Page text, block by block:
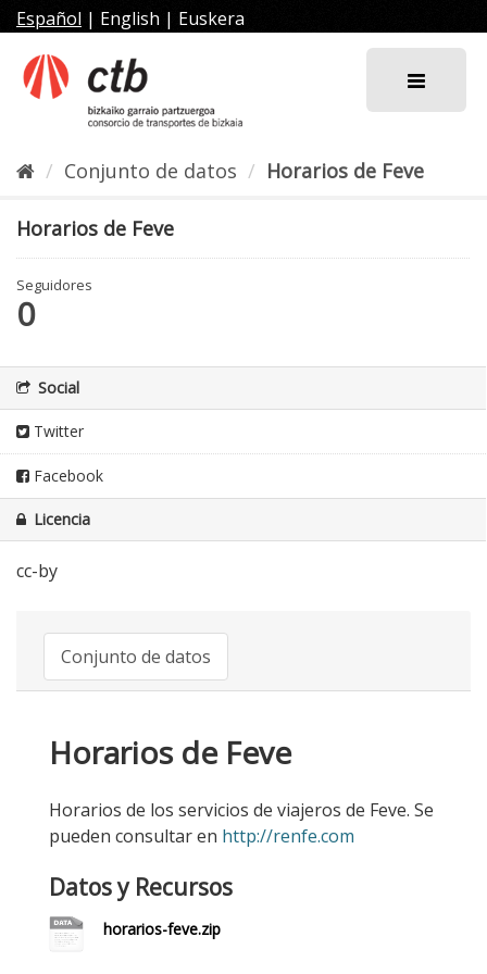
al
contenido
Español | English | Euskera
Conjunto de datos Horarios de Feve
Horarios de Feve
Seguidores
0
Social
Twitter
Facebook
Licencia
cc-by
Conjunto de datos
Horarios de Feve
Horarios de los servicios de viajeros de Feve. Se
pueden consultar en http://renfe.com
Datos y Recursos
horarios-feve.zip